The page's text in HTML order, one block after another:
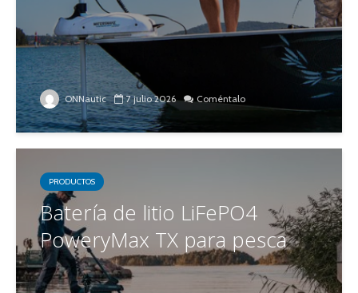
ONNautic 7 julio 2026 Coméntalo
PRODUCTOS
Batería de litio LiFePO4
PoweryMax TX para pesca